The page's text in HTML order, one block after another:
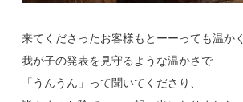
来てくださったお客様もとーーっても温かく
我が子の発表を見守るような温かさで
「うんうん」って聞いてくださり、